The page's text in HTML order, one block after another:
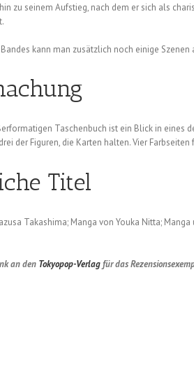
zu seinem Aufstieg, nach dem er sich als
kann man zusätzlich noch einige
Taschenbuch ist ein Blick in eines
der Figuren, die Karten halten. Vier
Titel
Takashima; Manga von Youka Nitta;
an den Tokyopop-Verlagfür das